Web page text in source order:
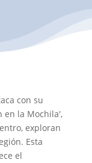
con su
en la Mochila',
exploran
Esta
el